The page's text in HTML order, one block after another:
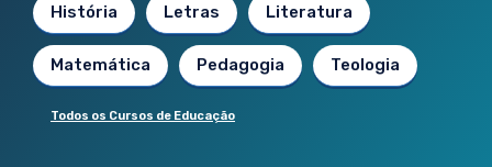
História Letras Literatura
Matemática Pedagogia Teologia
Todos os Cursos de Educação